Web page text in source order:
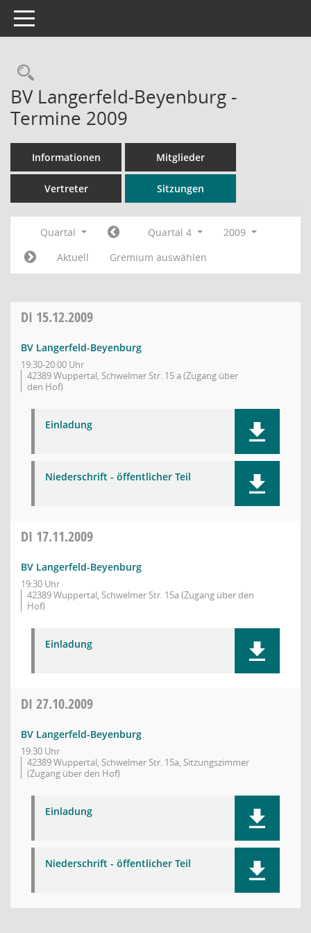
Toggle navigation
Rechercheauswahl
BV Langerfeld-Beyenburg -
Termine 2009
Informationen Mitglieder
Vertreter Sitzungen
Quartal Quartal 4
2009
Aktuell
Gremium auswählen
DI 15.12.2009
BV Langerfeld-Beyenburg
19:30-20:00 Uhr
42389 Wuppertal, Schwelmer Str. 15 a (Zugang über
den Hof)
Einladung
Niederschrift - öffentlicher Teil
DI 17.11.2009
BV Langerfeld-Beyenburg
19:30 Uhr
42389 Wuppertal, Schwelmer Str. 15a (Zugang über den
Hof)
Einladung
DI 27.10.2009
BV Langerfeld-Beyenburg
19:30 Uhr
42389 Wuppertal, Schwelmer Str. 15a, Sitzungszimmer
(Zugang über den Hof)
Einladung
Niederschrift - öffentlicher Teil